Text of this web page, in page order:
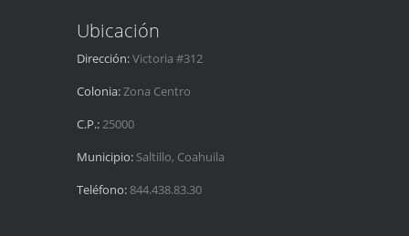
Ubicación
Dirección:Victoria #312
Colonia:Zona Centro
C.P.:25000
Municipio: Saltillo, Coahuila
Teléfono:844.438.83.30